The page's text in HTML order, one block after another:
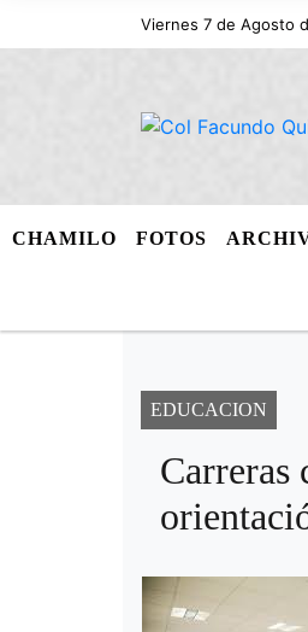
Viernes 7 de Agosto
CHAMILO FOTOS
EDUCACION
Carreras